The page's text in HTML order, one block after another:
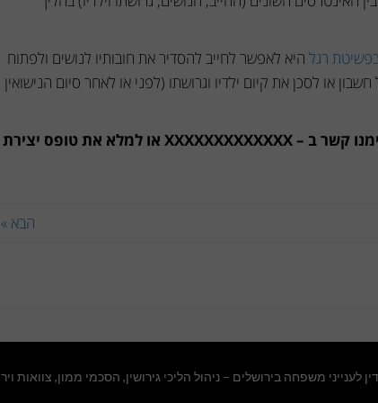
רגל היא לאפשר לחייב להסדיר את חובותיו לנושים ולפתוח
או לסכן את קיום ילדיו וגרושתו (לפני או לאחר סיום הנישואין
לקבלת מידע נוסף על חוב מזונות, ניתן ליצור עימנו קשר ב – XXXXXXXXXXXXX או למלא את טופס יצירת
הבא »
לענייני משפחה בירושלים – ניהול הליכי גירושין, הסכמי ממון, צוואות